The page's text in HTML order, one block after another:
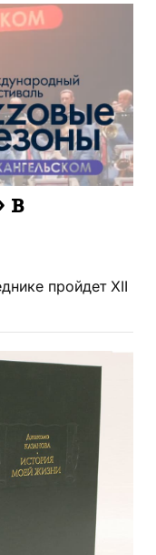
в
пройдет XII